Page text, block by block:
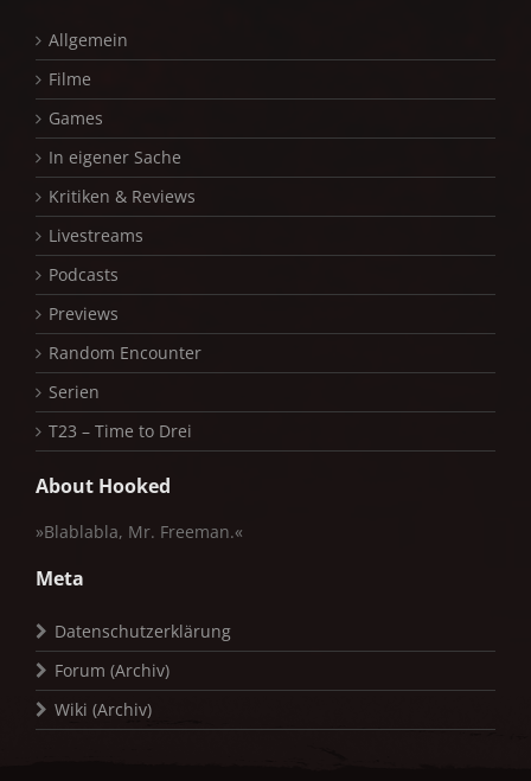
Allgemein
Filme
Games
In eigener Sache
Kritiken & Reviews
Livestreams
Podcasts
Previews
Random Encounter
Serien
T23 – Time to Drei
About Hooked
»Blablabla, Mr. Freeman.«
Meta
Datenschutzerklärung
Forum (Archiv)
Wiki (Archiv)